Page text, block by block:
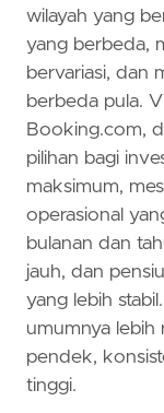
wilayah yang
yang berbeda,
bervariasi, dan
berbeda pula.
Booking.com,
pilihan bagi
maksimum,
operasional
bulanan dan
jauh, dan
yang lebih
umumnya lebih
pendek,
tinggi.